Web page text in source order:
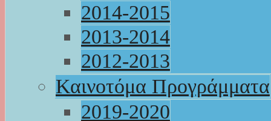
2014-2015
2013-2014
2012-2013
Καινοτόμα Προγράμματα
2019-2020